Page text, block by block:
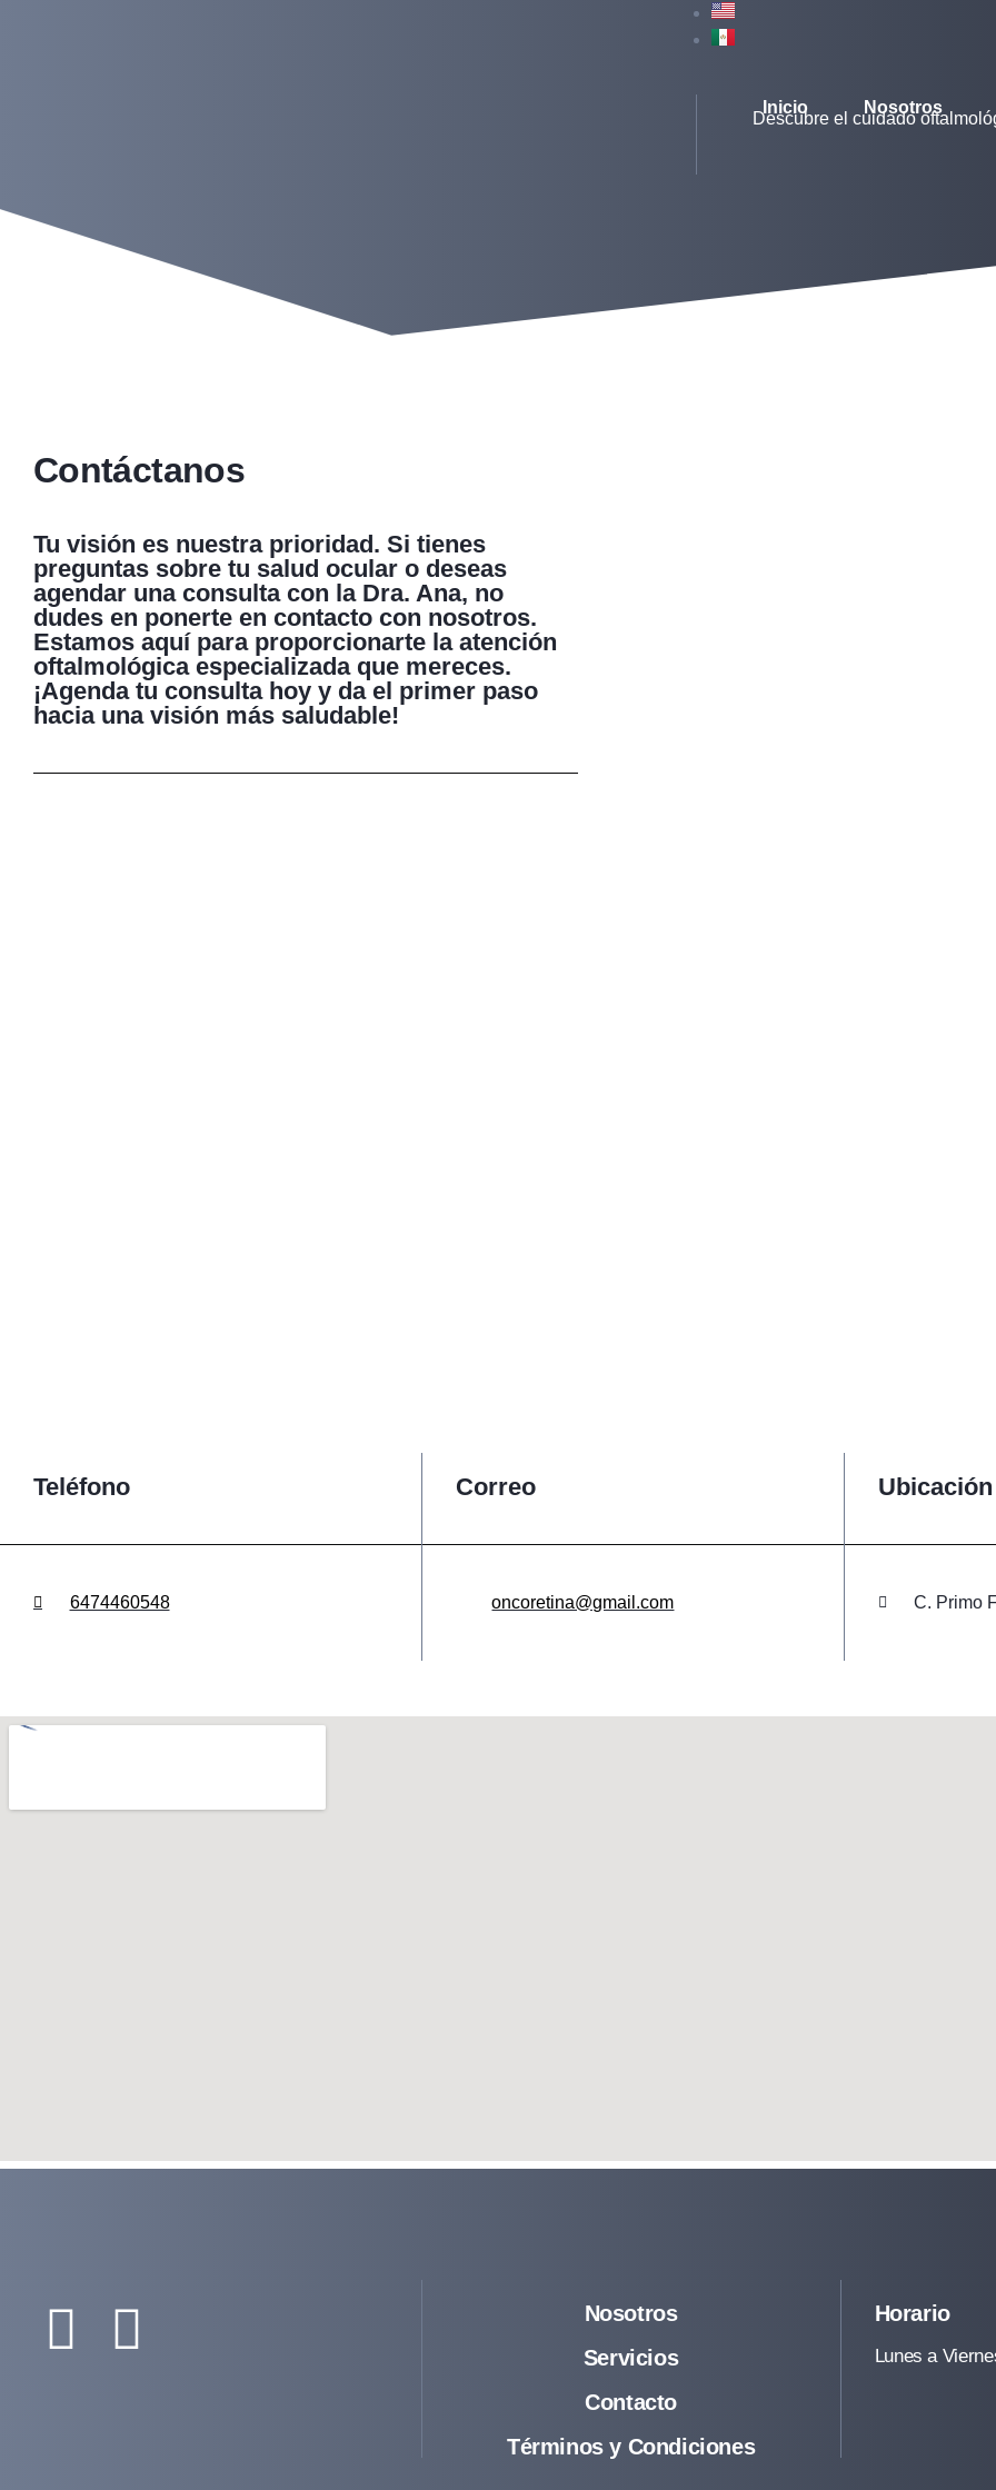
Inicio Nosotros
Descubre el cuidado
Contáctanos
Tu visión es nuestra prioridad. Si tienes
preguntas sobre tu salud ocular o deseas
agendar una consulta con la Dra. Ana, no
dudes en ponerte en contacto con nosotros.
Estamos aquí para proporcionarte la atención
oftalmológica especializada que mereces.
¡Agenda tu consulta hoy y da el primer paso
hacia una visión más saludable!
Teléfono
6474460548
Correo
oncoretina@gmail.com
Ubicación
C. Primo
Nosotros
Servicios
Contacto
Términos y Condiciones
Horario
Lunes a